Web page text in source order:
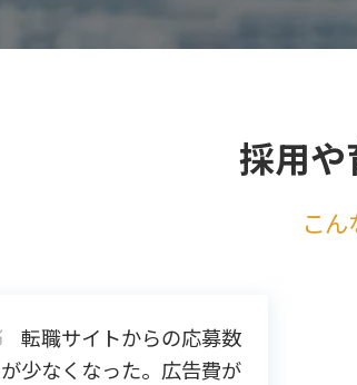
採用
こ
転職サイトからの応募数
が少なくなった。広告費が